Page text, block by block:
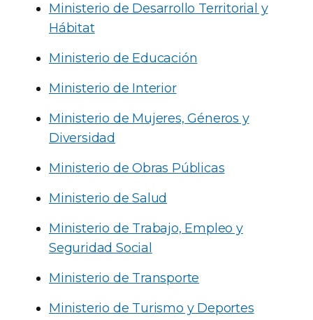
Ministerio de Desarrollo Territorial y
Hábitat
Ministerio de Educación
Ministerio de Interior
Ministerio de Mujeres, Géneros y
Diversidad
Ministerio de Obras Públicas
Ministerio de Salud
Ministerio de Trabajo, Empleo y
Seguridad Social
Ministerio de Transporte
Ministerio de Turismo y Deportes